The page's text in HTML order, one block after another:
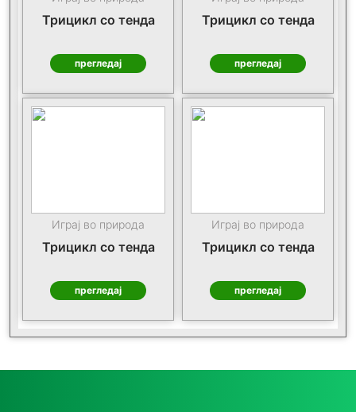
Трицикл со тенда
прегледај
Трицикл со тенда
прегледај
Играј во природа
Трицикл со тенда
прегледај
Играј во природа
Трицикл со тенда
прегледај